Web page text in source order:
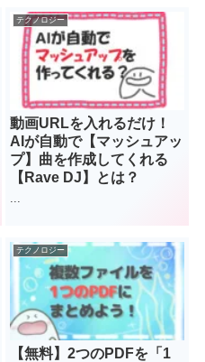
テクノロジー
動画URLを入れるだけ！
AIが自動で【マッシュアッ
プ】曲を作成してくれる
【Rave DJ】とは？
テクノロジー
【無料】2つのPDFを「1